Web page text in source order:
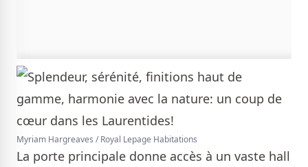
Myriam Hargreaves / Royal Lepage Habitations
La porte principale donne accès à un vaste hall